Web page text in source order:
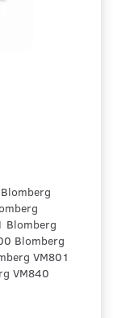
Blomberg
Blomberg
VM801
VM840